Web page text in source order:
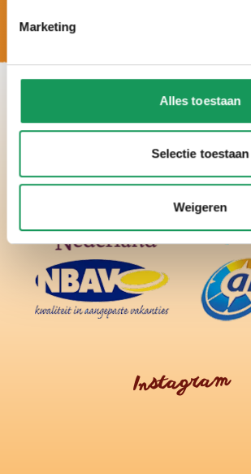
Marketing
Alles toestaan
Selectie toestaan
Weigeren
Instagram